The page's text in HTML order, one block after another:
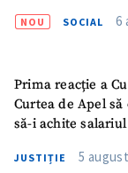
NOU SOCIAL 6
Prima reacție a
Curtea de Apel
să-i achite
JUSTIȚIE 5